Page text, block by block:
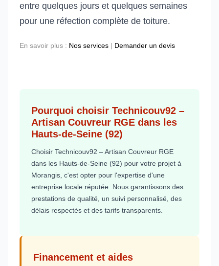
entre quelques jours et quelques semaines
pour une réfection complète de toiture.
En savoir plus : Nos services | Demander un devis
Pourquoi choisir Technicouv92 –
Artisan Couvreur RGE dans les
Hauts-de-Seine (92)
Choisir Technicouv92 – Artisan Couvreur RGE
dans les Hauts-de-Seine (92) pour votre projet à
Morangis, c'est opter pour l'expertise d'une
entreprise locale réputée. Nous garantissons des
prestations de qualité, un suivi personnalisé, des
délais respectés et des tarifs transparents.
Financement et aides